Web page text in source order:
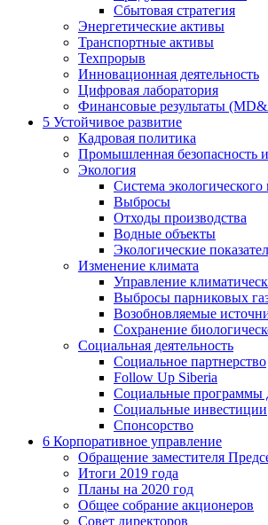
Сбытовая стратегия
Энергетические активы
Транспортные активы
Техпрорыв
Инновационная деятельность
Цифровая лаборатория
Финансовые результаты
5 Устойчивое развитие
Кадровая политика
Промышленная безопасность
Экология
Система
Выбросы
Отходы производства
Водные объекты
Экологические
Изменение климата
Управление
Выбросы парниковых
Возобновляемые
Сохранение
Социальная деятельность
Социальное партнерство
Follow Up Siberia
Социальные программы
Социальные инвестиции
Спонсорство
6 Корпоративное управление
Обращение заместителя
Итоги 2019 года
Планы на 2020 год
Общее собрание акционеров
Совет директоров